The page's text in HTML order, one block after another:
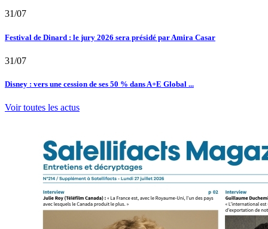
31/07
Festival de Dinard : le jury 2026 sera présidé par Amira Casar
31/07
Disney : vers une cession de ses 50 % dans A+E Global ...
Voir toutes les actus